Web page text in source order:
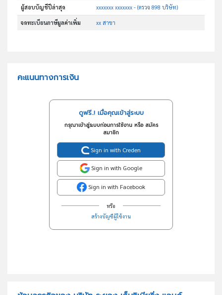
ผู้สอบบัญชีปีล่าสุด xxxxxxx xxxxxxx - (ตรวจ 898 บริษัท)
จดทะเบียนภาษีมูลค่าเพิ่ม xx สาขา
คะแนนทางการเงิน
ดูฟรี..! เมื่อคุณเข้าสู่ระบบ
กรุณาเข้าสู่ระบบก่อนการใช้งาน หรือ สมัคร
สมาชิก
Sign in with Creden
Sign in with Google
Sign in with Facebook
หรือ
สร้างบัญชีผู้ใช้งาน